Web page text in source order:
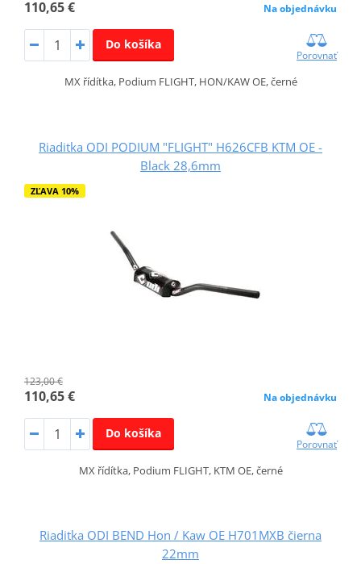
110,65 € Na objednávku
Do košíka
Porovnať
MX řídítka, Podium FLIGHT, HON/KAW OE, černé
Riaditka ODI PODIUM "FLIGHT" H626CFB KTM OE -
Black 28,6mm
ZĽAVA 10%
123,00 €
110,65 € Na objednávku
Do košíka
Porovnať
MX řídítka, Podium FLIGHT, KTM OE, černé
Riaditka ODI BEND Hon / Kaw OE H701MXB čierna
22mm